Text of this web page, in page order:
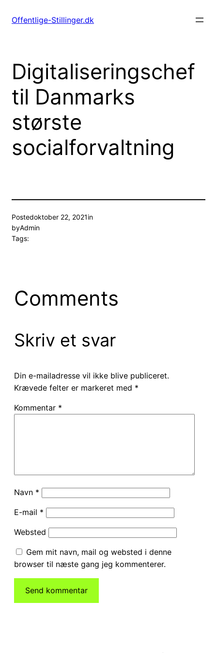
Offentlige-Stillinger.dk
Digitaliseringschef
til Danmarks
største
socialforvaltning
Postedoktober 22, 2021in
byAdmin
Tags:
Comments
Skriv et svar
Din e-mailadresse vil ikke blive publiceret.
Krævede felter er markeret med *
Kommentar *
Navn *
E-mail *
Websted
Gem mit navn, mail og websted i denne
browser til næste gang jeg kommenterer.